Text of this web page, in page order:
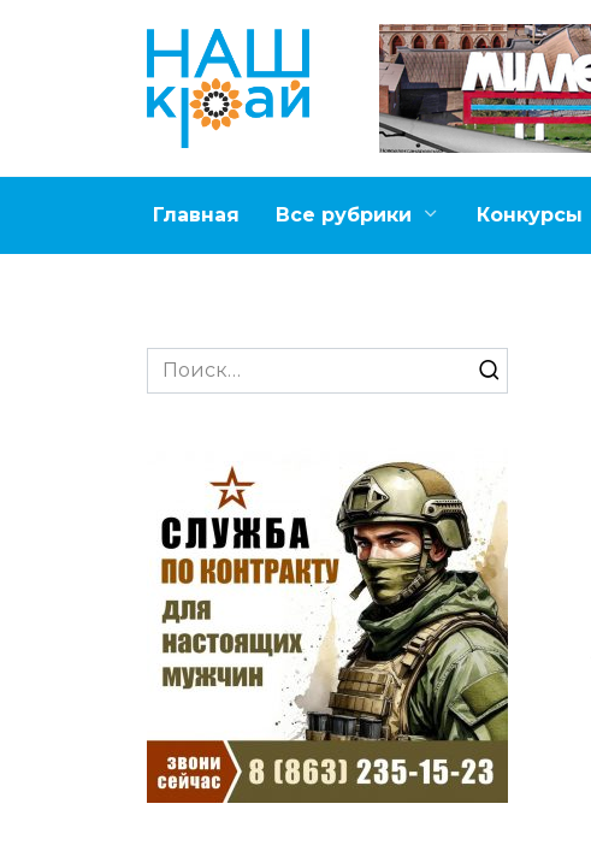
Главная Все рубрики Конкурсы
Search
for: